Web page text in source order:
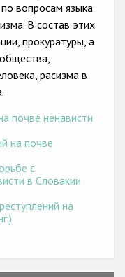
вопросам языка
В состав этих
прокуратуры, а
расизма в
почве ненависти
на почве
с
в Словакии
на